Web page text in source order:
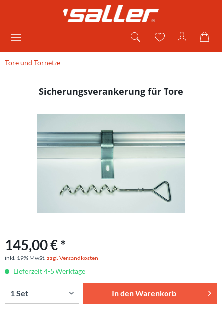
Tore und Tornetze
Sicherungsverankerung für Tore
145,00 € *
inkl. 19% MwSt. zzgl. Versandkosten
Lieferzeit 4-5 Werktage
In denWarenkorb